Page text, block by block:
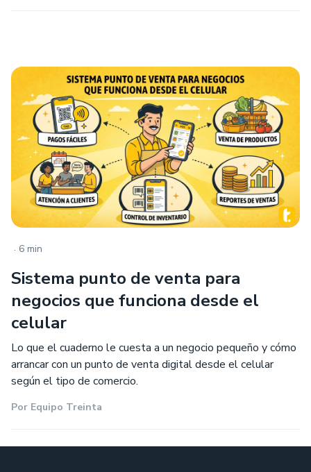
. 6 min
Sistema punto de venta para
negocios que funciona desde el
celular
Lo que el cuaderno le cuesta a un negocio pequeño y cómo
arrancar con un punto de venta digital desde el celular
según el tipo de comercio.
Por Equipo Treinta